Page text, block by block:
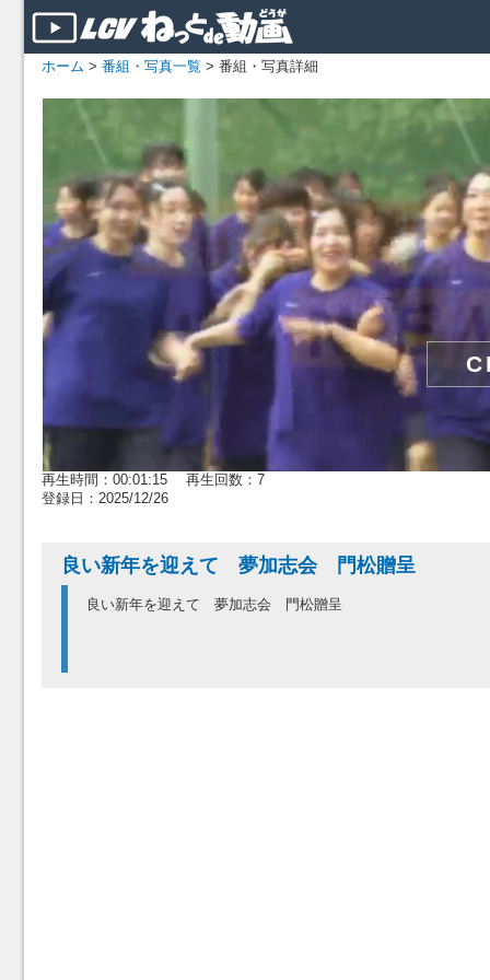
ホーム > 番組・写真一覧 > 番組・写真詳細
再生時間：00:01:15 再生回数：7
登録日：2025/12/26
良い新年を迎えて 夢加志会 門松贈呈
良い新年を迎えて 夢加志会 門松贈呈